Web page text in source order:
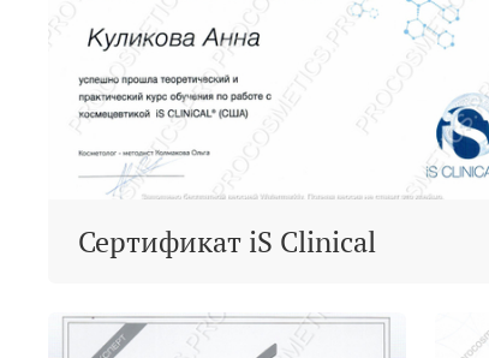
Сертификат iS Clinical